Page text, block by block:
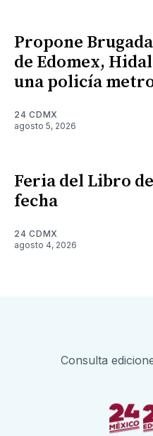
Propone
de Edomex,
una policía
24 CDMX
agosto 5, 2026
Feria del Libro
fecha
24 CDMX
agosto 4, 2026
Consulta